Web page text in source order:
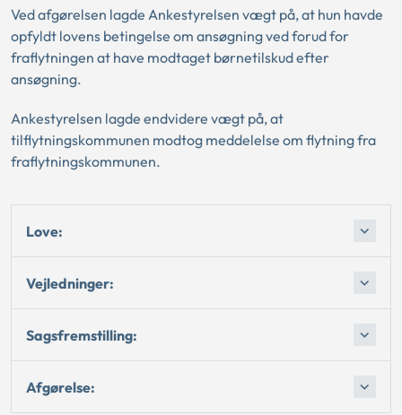
Ved afgørelsen lagde Ankestyrelsen vægt på, at hun havde
opfyldt lovens betingelse om ansøgning ved forud for
fraflytningen at have modtaget børnetilskud efter
ansøgning.
Ankestyrelsen lagde endvidere vægt på, at
tilflytningskommunen modtog meddelelse om flytning fra
fraflytningskommunen.
Love:
Vejledninger:
Sagsfremstilling:
Afgørelse: